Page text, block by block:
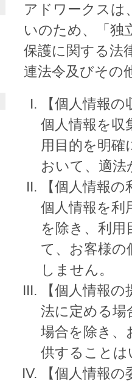
アドワークスは
いのため、「独
保護に関する法
連法令及びその
【個人情報
個人情報を収
用目的を明確
おいて、適法
【個人情報
個人情報を利
を除き、利用
て、お客様の
しません。
【個人情報
法に定める場
場合を除き、
供すること
【個人情報